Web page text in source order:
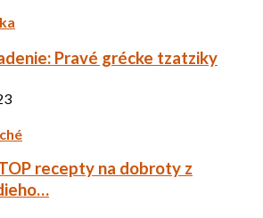
Pravé grécke tzatziky
recepty na dobroty z